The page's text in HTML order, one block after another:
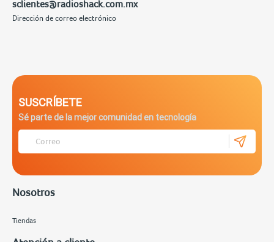
sclientes@radioshack.com.mx
Dirección de correo electrónico
SUSCRÍBETE
Sé parte de la mejor comunidad en tecnología
Nosotros
Tiendas